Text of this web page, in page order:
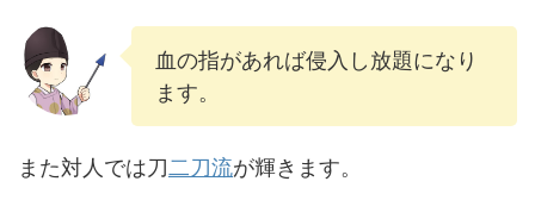
血の指があれば侵入し放題になり
ます。
また対人では刀二刀流が輝きます。